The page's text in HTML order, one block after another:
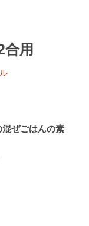
ぜごはんの素
用